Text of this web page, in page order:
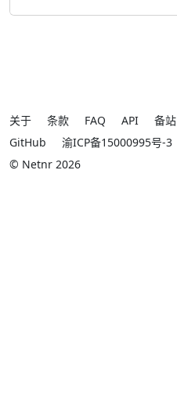
关于 条款 FAQ API 备站
GitHub
渝ICP备15000995号-3
© Netnr 2026